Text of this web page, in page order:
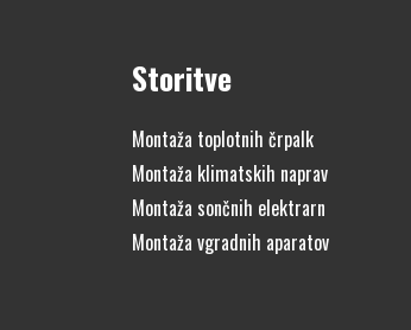
Storitve
Montaža toplotnih črpalk
Montaža klimatskih naprav
Montaža sončnih elektrarn
Montaža vgradnih aparatov